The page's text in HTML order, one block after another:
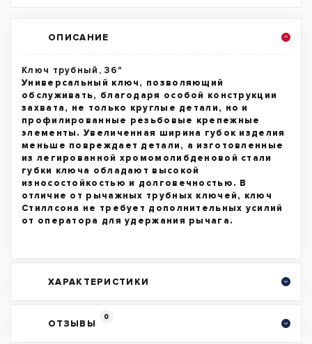
ОПИСАНИЕ
Ключ трубный, 36"
Универсальный ключ, позволяющий
обслуживать, благодаря особой конструкции
захвата, не только круглые детали, но и
профилированные резьбовые крепежные
элементы. Увеличенная ширина губок изделия
меньше повреждает детали, а изготовленные
из легированной хромомолибденовой стали
губки ключа обладают высокой
износостойкостью и долговечностью. В
отличие от рычажных трубных ключей, ключ
Стиллсона не требует дополнительных усилий
от оператора для удержания рычага.
ХАРАКТЕРИСТИКИ
ОТЗЫВЫ
0